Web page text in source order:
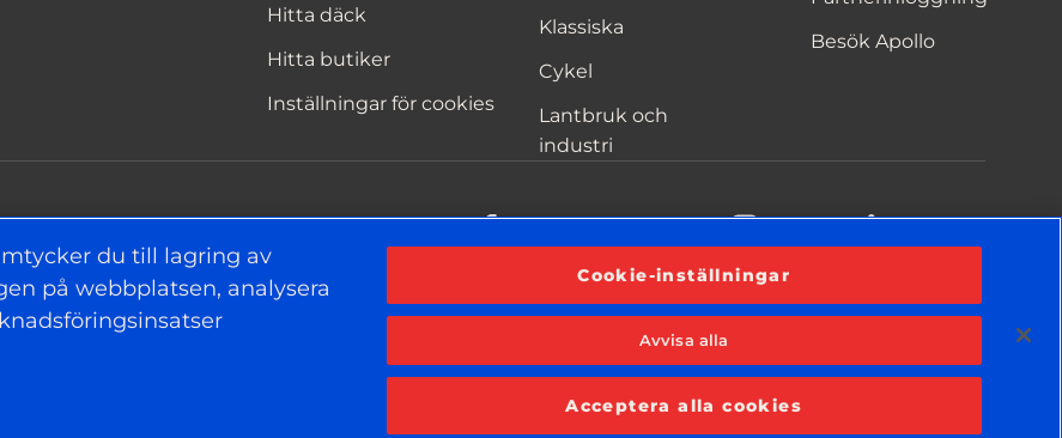
Hitta däck
Hitta butiker
Inställningar för cookies
Klassiska
Cykel
Lantbruk och
industri
Besök Apollo
Sekretessmeddelande
du till lagring av
på webbplatsen, analysera
Cookie-inställningar
Avvisa alla
Acceptera alla cookies